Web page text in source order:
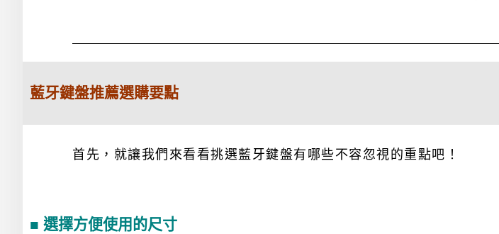
藍牙鍵盤推薦選購要點
首先，就讓我們來看看挑選藍牙鍵盤有哪些不容忽視的重點吧！
■ 選擇方便使用的尺寸